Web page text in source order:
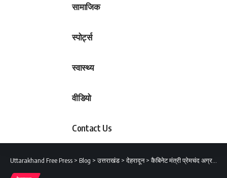
सामाजिक
स्पोर्ट्स
स्वास्थ्य
वीडियो
Contact Us
Uttarakhand Free Press > Blog >उत्तराखंड >देहरादून>कैबिनेट मंत्री प्रेमचंद अग्रवाल ने निकाले “बिल लाओ इनाम पाओ योजना के तहत जून जुलाई अगस्त सितंबर के लक्की ड्रॉ